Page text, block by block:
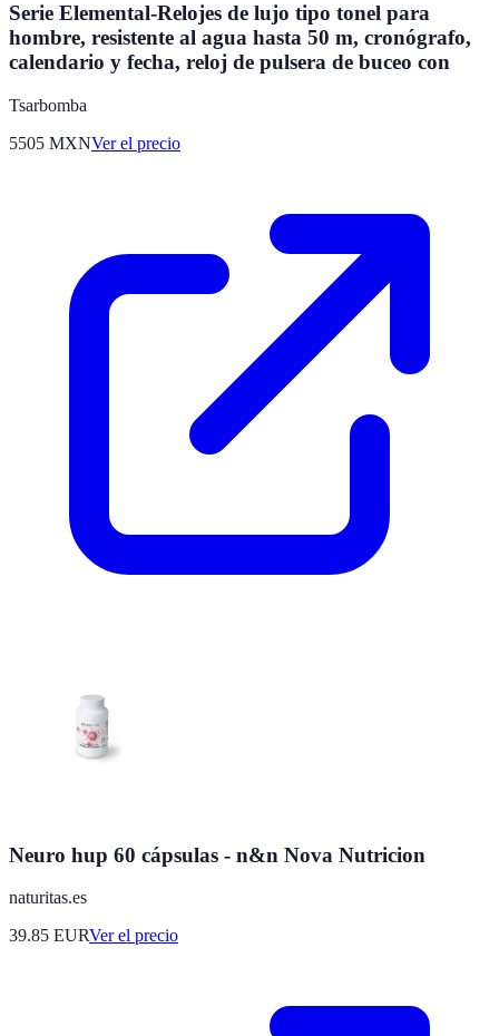
Serie Elemental-Relojes de lujo tipo tonel para
hombre, resistente al agua hasta 50 m, cronógrafo,
calendario y fecha, reloj de pulsera de buceo con
Tsarbomba
5505 MXNVer el precio
Neuro hup 60 cápsulas - n&n Nova Nutricion
naturitas.es
39.85 EURVer el precio